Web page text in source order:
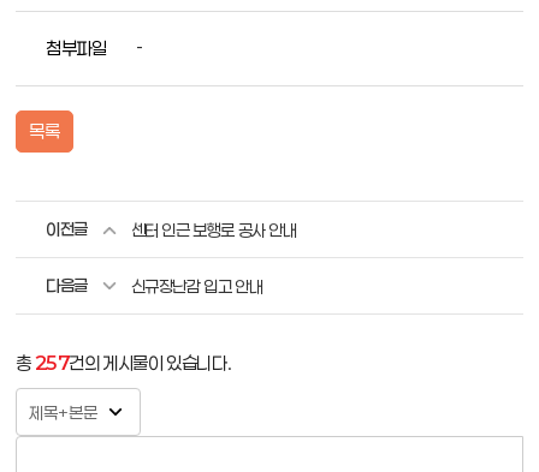
첨부파일 -
목록
이전글 센터 인근 보행로 공사 안내
다음글 신규장난감 입고 안내
총257건의 게시물이 있습니다.